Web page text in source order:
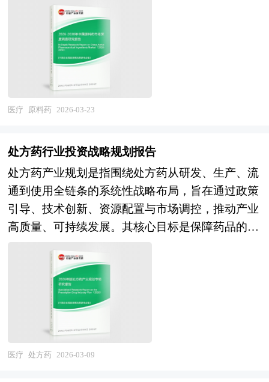
资源集聚优势加快建设试剂产业集群，产学研用协
同创新机制逐步完善。 展望未来，试剂行业的发
展将深度融入科技自立自强战略和制造业高端化进
程，呈现出"高端化突破、专业化细分、服务化延
伸、绿色化转型"的演进趋势。在需求牵引层面，
生命科学研究的纵深发展将驱动类器官试剂、空间
质量培养基、无血清添加剂、一次性反应袋等生物
工艺试剂的采购标准；半导体先进制程向7nm以下
演进和第三代半导体材料扩产将带动超高纯电子化
学品、电子特气、CMP抛光液等"卡脖子"试剂的战
略需求激增；食品安全、环境监测、司法鉴定等社
剂盒的应用场景。在供给创新层面，连续流合成、
微反应器技术、生物催化等绿色工艺将重塑试剂生
产模式，人工智能辅助分子设计将加速新型功能试
剂的开发周期，试剂电商与数字化供应链管理将提
升行业运营效率与客户响应速度。 本研究咨询报
告由中研普华咨询公司领衔撰写，在大量周密的市
康产业正处于从"规模扩张"向"质量效益"转型、
从"医疗中心"向"健康中心"升级的关键攻坚期。经
过多年发展，我国已建成覆盖全民的基本医疗保障
体系，医药卫生体制改革持续深化，健康服务业、
健康养老业及健身休闲业快速崛起，互联网医疗、
智慧健康管理及精准营养等新业态蓬勃发展，部分
企业在基因检测、AI辅助诊断及健康管理平台方面
望"十五五"时期，中国大健康行业将迎来人口老龄
化深化与健康消费升级共振的战略机遇。需求演进
维度，随着"60后"新老年群体规模扩张与健康意识
觉醒，对慢病管理、康复护理、心理健康及品质养
老的需求将呈爆发式增长，推动健康服务从疾病治
于健康大数据的个性化风险评估、AI驱动的智能健
康管理及远程医疗的常态化应用，将构建"预防-干
预-治疗-康复"全链条数字化健康服务体系；产业融
合维度，医疗、养老、体育、旅游、保险及食品的
跨界融合将催生健康管理、健康旅居、运动康复及
健康金融等新业态，丰富大健康产业内涵；制度创
直接服用。原料药是药品制造的起点，必须经过与
辅料的科学配比、剂型设计和制剂工艺加工后，才
能转化为临床上可安全使用的片剂、胶囊、注射液
等各类药物制剂。其质量直接决定了最终药品的安
全性、有效性和稳定性，因此在全球范围内均受到
严格的法规监管和药典标准约束。 原料药的来源
现代生物技术等途径制备，根据生产工艺和市场特
大类。化学合成是主流生产方式，涵盖从基础化工
原料出发的全合成以及基于天然产物结构改造的半
合成路径；而抗生素、维生素等则多依赖微生物发
酵技术生产。 在整个制药产业链中，原料药处于
上游关键位置，连接着基础化工与终端药品，其生
产过程涉及复杂的化学反应、精密的工艺控制和高
标准的纯化流程，任何微小的偏差都可能导致杂质
超标、晶型改变或活性下降，进而影响制剂品质。
因此，原料药的生产需遵循严格的药品生产质量管
理规范（GMP），对起始物料、反应条件、中间体
控制、终产品检验及储存有效期等环节进行全面监
医疗 原料药 2026-03-23
处方药行业投资战略规划报告
处方药产业规划是指围绕处方药从研发、生产、流
通到使用全链条的系统性战略布局，旨在通过政策
引导、技术创新、资源配置与市场调控，推动产业
高质量、可持续发展。其核心目标是保障药品的安
力和应对公共卫生事件的能力。在当前“健康中国
2030”战略深入推进的背景下，处方药产业规划已
不再局限于传统的产能扩张与仿制药替代，而是加
速向创新驱动、数字化转型与价值导向型医疗体系
演进。随着人口老龄化加剧、慢性病发病率上升以
及疾病谱的持续变化，对创新药和高质量仿制药的
医疗 处方药 2026-03-09